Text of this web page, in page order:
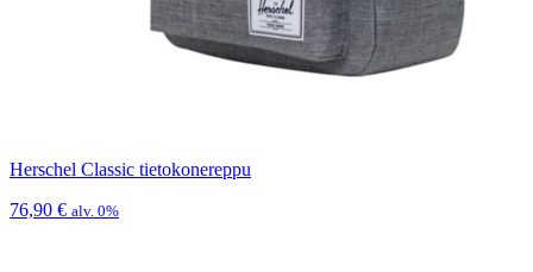
Herschel Classic tietokonereppu
76,90 € alv. 0%